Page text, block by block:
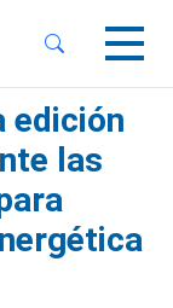
edición
las